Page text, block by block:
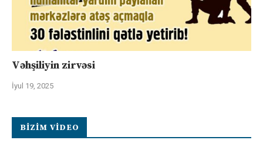
Vəhşiliyin zirvəsi
İyul 19, 2025
BIZIM VIDEO